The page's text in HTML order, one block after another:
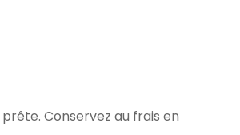
Conservez au frais en